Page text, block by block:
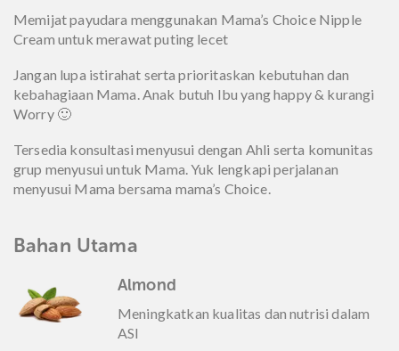
Memijat payudara menggunakan Mama’s Choice Nipple
Cream untuk merawat puting lecet
Jangan lupa istirahat serta prioritaskan kebutuhan dan
kebahagiaan Mama. Anak butuh Ibu yang happy & kurangi
Worry 🙂
Tersedia konsultasi menyusui dengan Ahli serta komunitas
grup menyusui untuk Mama. Yuk lengkapi perjalanan
menyusui Mama bersama mama’s Choice.
Bahan Utama
Almond
Meningkatkan kualitas dan nutrisi dalam
ASI